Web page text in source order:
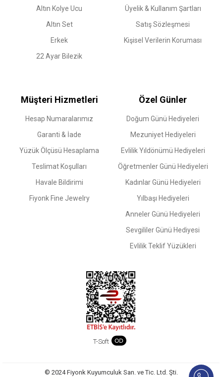
Altın Kolye Ucu
Altın Set
Erkek
22 Ayar Bilezik
Üyelik & Kullanım Şartları
Satış Sözleşmesi
Kişisel Verilerin Koruması
Müşteri Hizmetleri
Hesap Numaralarımız
Garanti & İade
Yüzük Ölçüsü Hesaplama
Teslimat Koşulları
Havale Bildirimi
Fiyonk Fine Jewelry
Özel Günler
Doğum Günü Hediyeleri
Mezuniyet Hediyeleri
Evlilik Yıldönümü Hediyeleri
Öğretmenler Günü Hediyeleri
Kadınlar Günü Hediyeleri
Yılbaşı Hediyeleri
Anneler Günü Hediyeleri
Sevgililer Günü Hediyesi
Evlilik Teklif Yüzükleri
T-Soft
© 2024 Fiyonk Kuyumculuk San. ve Tic. Ltd. Şti.